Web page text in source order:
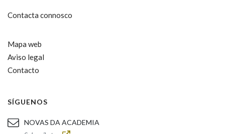
Contacta connosco
Mapa web
Aviso legal
Contacto
SÍGUENOS
NOVAS DA ACADEMIA